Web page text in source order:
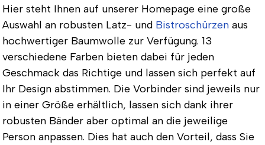
Hier steht Ihnen auf unserer Homepage eine große
Auswahl an robusten Latz- und Bistroschürzen aus
hochwertiger Baumwolle zur Verfügung. 13
verschiedene Farben bieten dabei für jeden
Geschmack das Richtige und lassen sich perfekt auf
Ihr Design abstimmen. Die Vorbinder sind jeweils nur
in einer Größe erhältlich, lassen sich dank ihrer
robusten Bänder aber optimal an die jeweilige
Person anpassen. Dies hat auch den Vorteil, dass Sie